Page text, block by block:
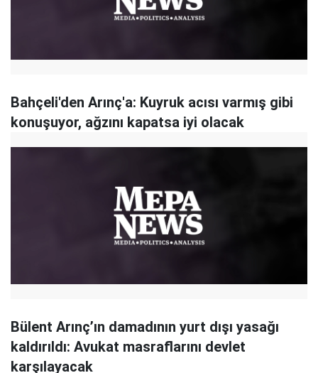
Bahçeli'den Arınç'a: Kuyruk acısı varmış gibi
konuşuyor, ağzını kapatsa iyi olacak
Bülent Arınç’ın damadının yurt dışı yasağı
kaldırıldı: Avukat masraflarını devlet
karşılayacak